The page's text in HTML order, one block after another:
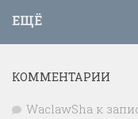
ЕЩЁ
КОММЕНТАРИИ
WaclawSha к